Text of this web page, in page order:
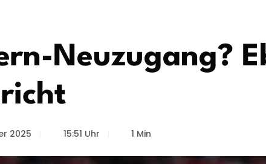
Neuzugang?
2025 15:51 Uhr 1 Min